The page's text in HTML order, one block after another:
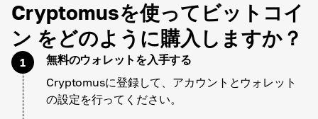
Cryptomusを使ってビットコイ
ン をどのように購入しますか？
1
無料のウォレットを入手する
Cryptomusに登録して、アカウントとウォレット
の設定を行ってください。